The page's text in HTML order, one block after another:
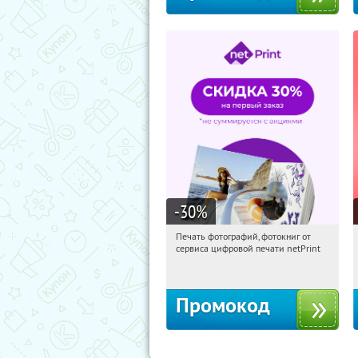
-30%
22:10:17 Получили:
Печать фотографий, фотокниг от
сервиса цифровой печати netPrint
Промокод